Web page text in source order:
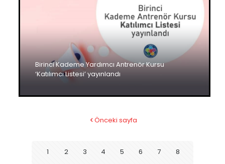
Birinci Kademe Yardımcı Antrenör Kursu
‘Katılımcı Listesi’ yayınlandı
Önceki sayfa
1 2 3 4 5 6 7
8